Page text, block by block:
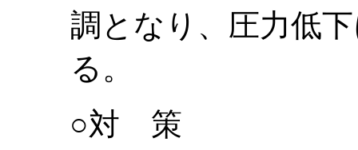
調となり、圧力低
る。
○対 策